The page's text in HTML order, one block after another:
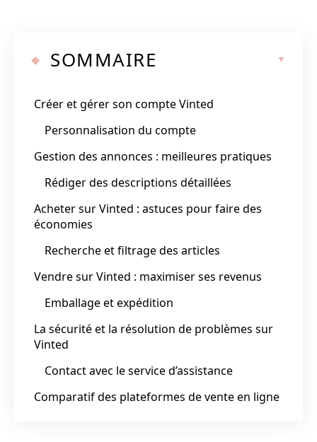
SOMMAIRE
Créer et gérer son compte Vinted
Personnalisation du compte
Gestion des annonces : meilleures pratiques
Rédiger des descriptions détaillées
Acheter sur Vinted : astuces pour faire des
économies
Recherche et filtrage des articles
Vendre sur Vinted : maximiser ses revenus
Emballage et expédition
La sécurité et la résolution de problèmes sur
Vinted
Contact avec le service d’assistance
Comparatif des plateformes de vente en ligne